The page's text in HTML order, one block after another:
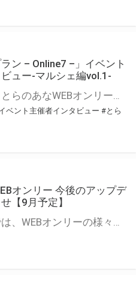
ラン – Online7 –」イベント
ュー-マルシェ編vol.1-
こんにちは、とらのあなWEBオンリー運営スタッフです。 新たにお届けする、イベント主催者インタビュー-マルシェ編-は、 とらのあなWEBオンリー「マルシェ」をご利用した主催様に 「マルシェ」を使って開催した感想や心がけをお聞きする企画です。 今回は、WEBオンリー開催7回目迎えた「マレシルプラン – Online7 –」より、 主催の玉川うた様にお話を伺いました。 ▼マレシルプランのインタビュー前回記事 「イベント主催者インタビュー vol.6」はこちら 協力：玉川うた様（マレシルプラン実行委員会 代表）／イベント公式Twitter（@mallesil_plan） とらのあなWEBオンリー「マルシェ」とは？ WEBオンリーでリアルタイムでコミュニケーションがとれるオンライン会場です。
ベント主催者インタビュー #とら
オンリー 今後のアップデ
【9月予定】
とらのあなでは、WEBオンリーの様々な支援を実施しています。 今回は2021年9月に実装を予定しているアップデート情報についてご紹介いたします。 とらのあなWEBオンリーサイトはこちら